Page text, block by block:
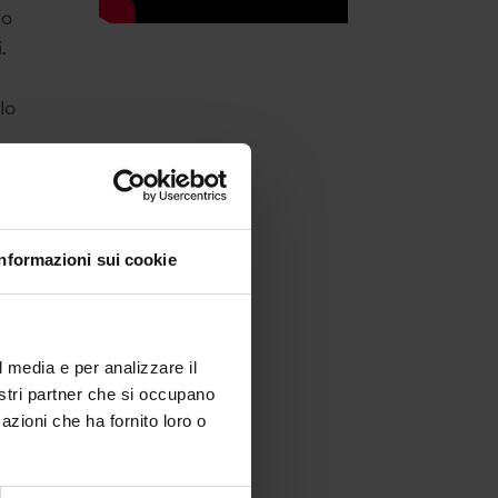
sui cookie
e per analizzare il
partner che si occupano
che ha fornito loro o
.
e